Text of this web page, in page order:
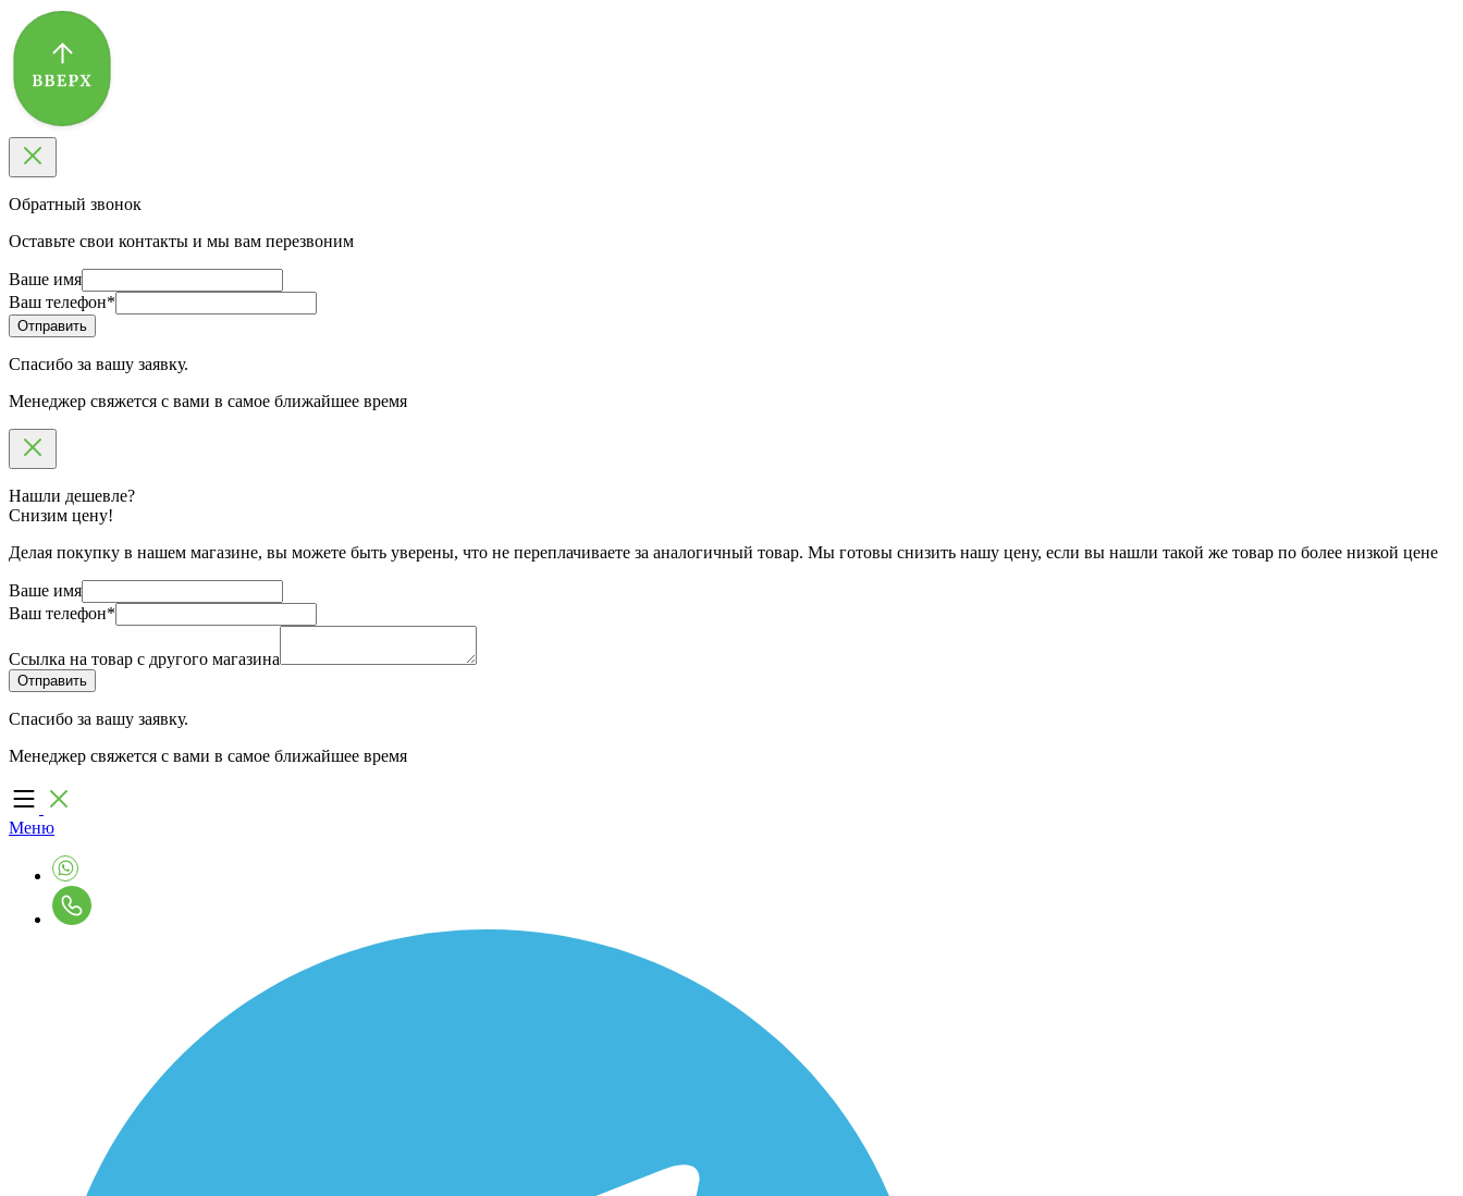
Обратный звонок
Оставьте свои контакты и мы вам перезвоним
Ваше имя
Ваш телефон*
Спасибо за вашу заявку.
Менеджер свяжется с вами в самое ближайшее время
Нашли дешевле?
Снизим цену!
Делая покупку в нашем магазине, вы можете быть уверены, что не переплачиваете за аналогичный товар. Мы готовы снизить нашу цену, если вы нашли такой же товар по более низкой цене
Ваше имя
Ваш телефон*
Ссылка на товар с другого магазина
Спасибо за вашу заявку.
Менеджер свяжется с вами в самое ближайшее время
Меню